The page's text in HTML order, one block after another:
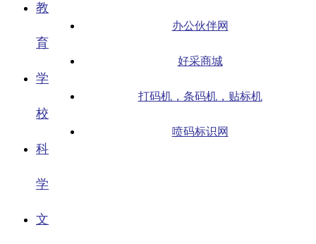
教
育
学
校
科
学
文
办公伙伴网
好采商城
打码机，条码机，贴标机
喷码标识网